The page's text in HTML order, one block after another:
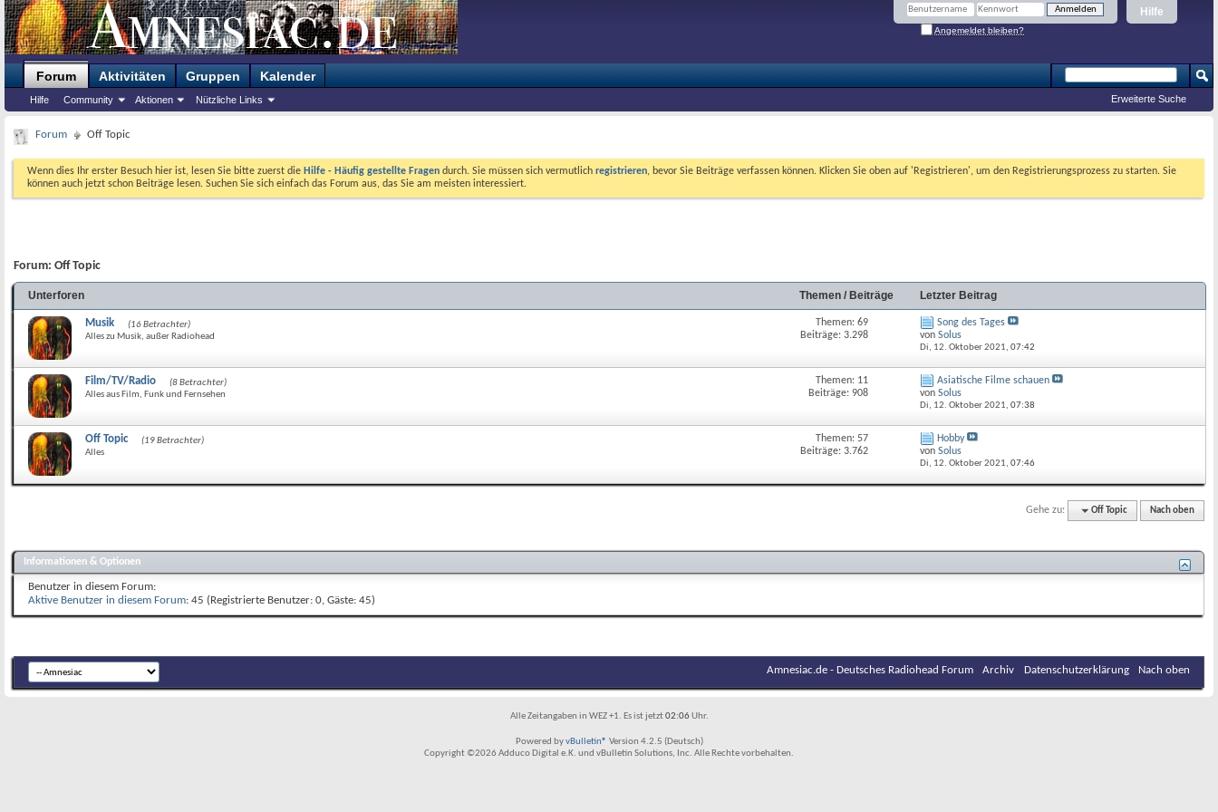
Hilfe
Angemeldet bleiben?
Forum
Hilfe Community Aktionen Nützliche Links
Aktivitäten Gruppen Kalender
Erweiterte Suche
Forum Off Topic
Wenn dies Ihr erster Besuch hier ist, lesen Sie bitte zuerst die Hilfe - Häufig gestellte Fragen durch. Sie müssen sich vermutlich registrieren, bevor Sie Beiträge verfassen können. Klicken Sie oben auf 'Registrieren', um den Registrierungsprozess zu starten. Sie
können auch jetzt schon Beiträge lesen. Suchen Sie sich einfach das Forum aus, das Sie am meisten interessiert.
Forum: Off Topic
Unterforen Themen / Beiträge Letzter Beitrag
Musik
(16 Betrachter)
Alles zu Musik, außer Radiohead
Themen: 69
Beiträge: 3.298
Song des Tages
von Solus
Di, 12. Oktober 2021, 07:42
Film/TV/Radio
(8 Betrachter)
Alles aus Film, Funk und Fernsehen
Themen: 11
Beiträge: 908
Asiatische Filme schauen
von Solus
Di, 12. Oktober 2021, 07:38
Off Topic
(19 Betrachter)
Alles
Themen: 57
Beiträge: 3.762
Hobby
von Solus
Di, 12. Oktober 2021, 07:46
Gehe zu: Off Topic Nach oben
Informationen & Optionen
Benutzer in diesem Forum:
Aktive Benutzer in diesem Forum: 45 (Registrierte Benutzer: 0, Gäste: 45)
Amnesiac.de - Deutsches Radiohead Forum Archiv Datenschutzerklärung Nach oben
Alle Zeitangaben in WEZ +1. Es ist jetzt02:06Uhr.
Powered byvBulletin® Version 4.2.5 (Deutsch)
Copyright ©2026 Adduco Digital e.K. und vBulletin Solutions, Inc. Alle Rechte vorbehalten.